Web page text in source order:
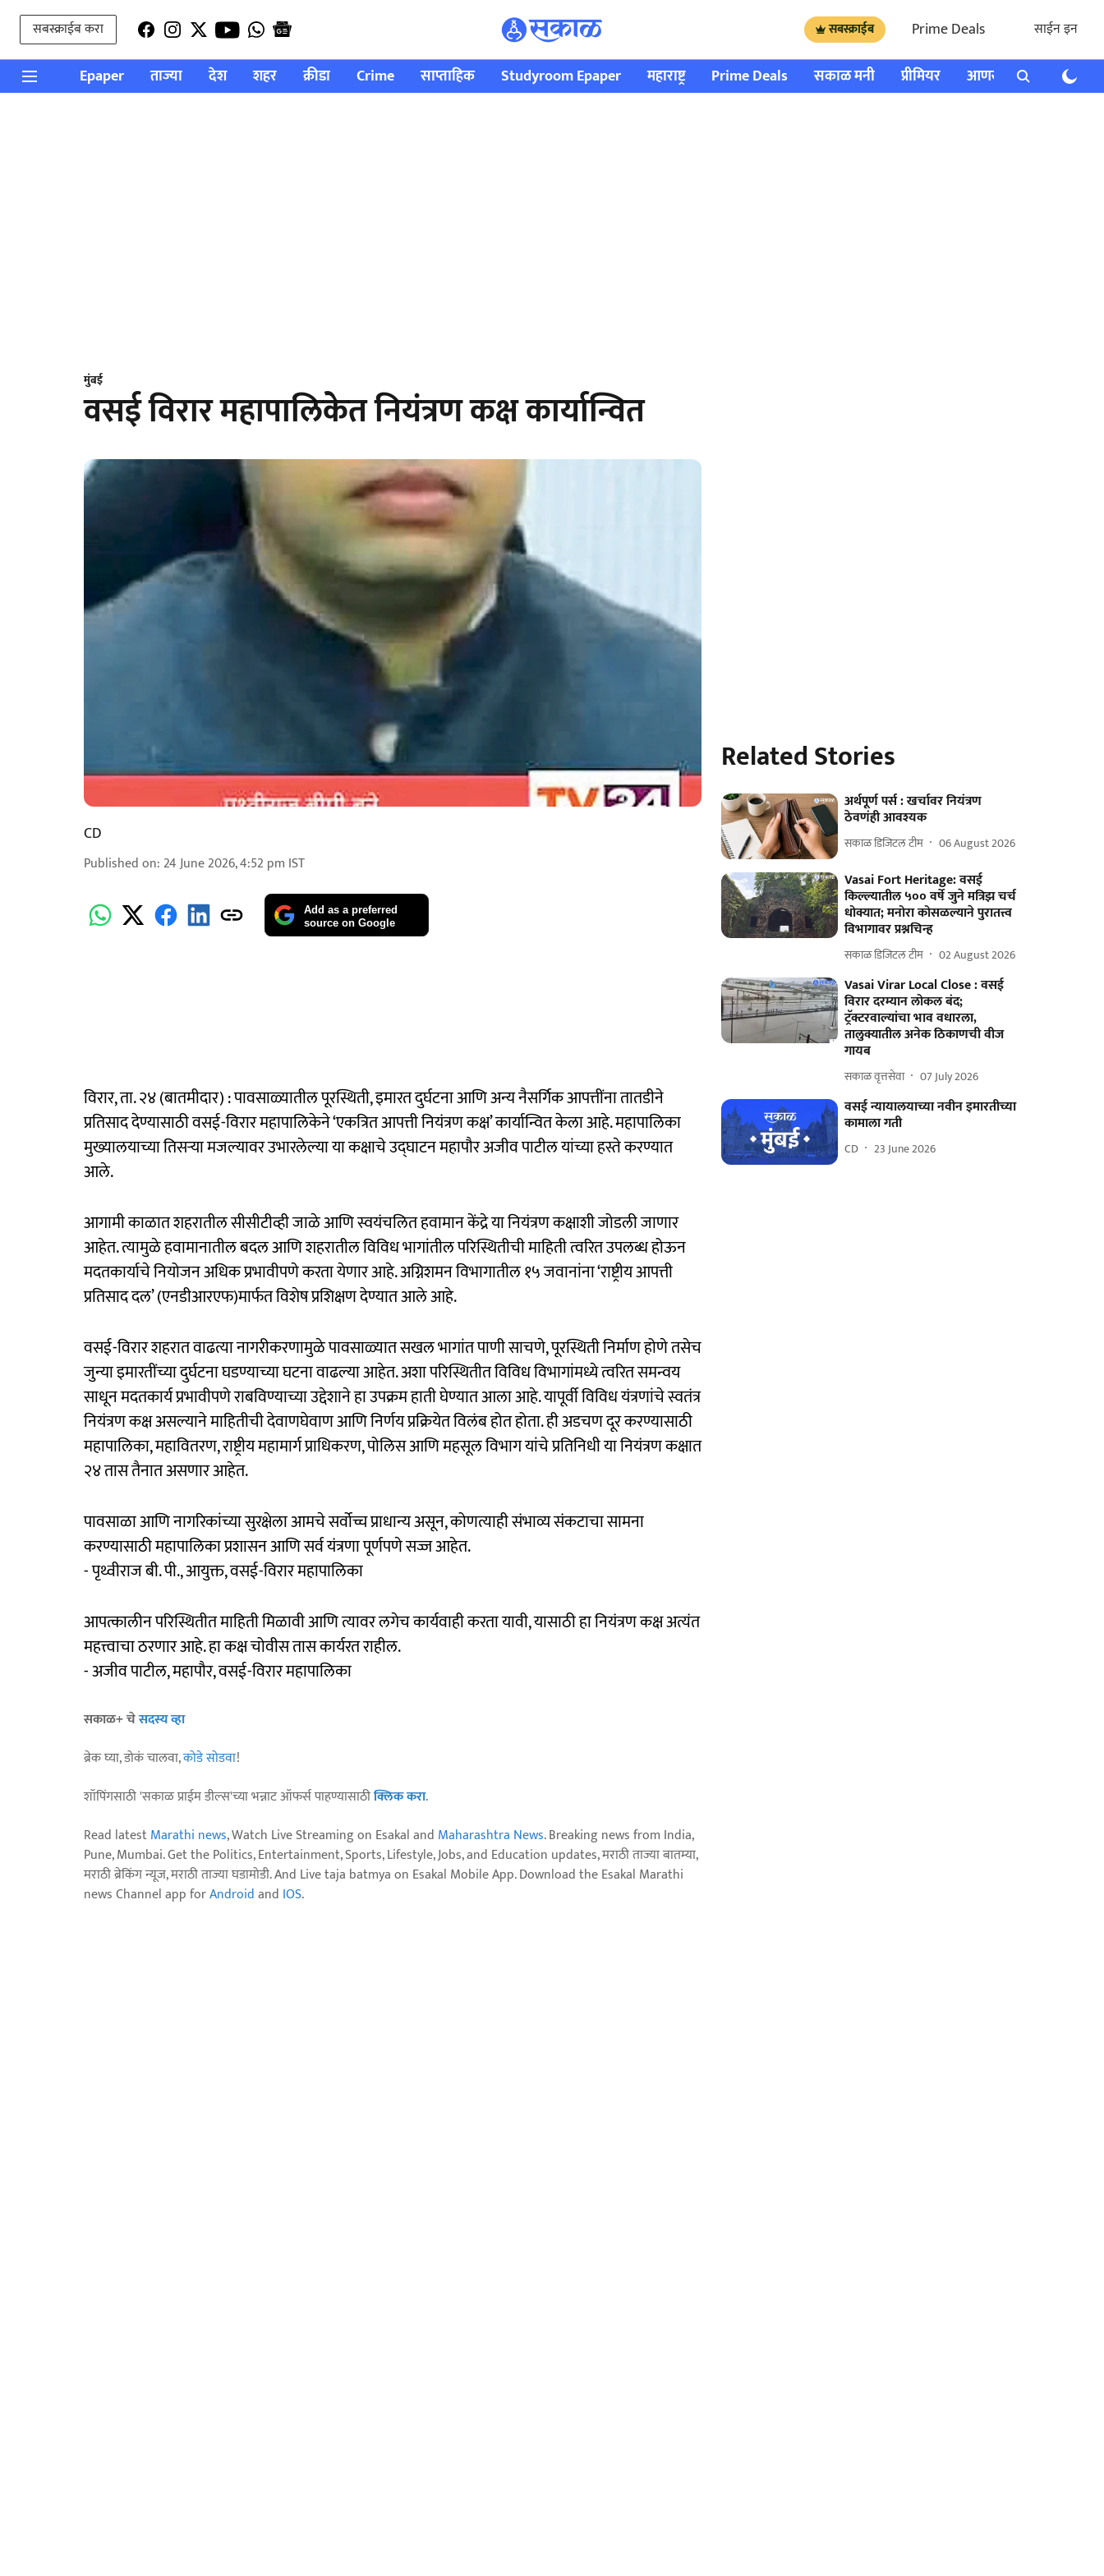
सबस्क्राईब करा सबस्क्राईब Prime Deals साईन इन
Epaper ताज्या देश शहर क्रीडा Crime साप्ताहिक Studyroom Epaper महाराष्ट्र Prime Deals सकाळ मनी प्रीमियर आणखी राशी भविष्य
मुंबई
वसई विरार महापालिकेत नियंत्रण कक्ष कार्यान्वित
CD
Published on: 24 June 2026, 4:52 pm IST
Add as a preferred
source on Google
विरार, ता. २४ (बातमीदार) : पावसाळ्यातील पूरस्थिती, इमारत दुर्घटना आणि अन्य नैसर्गिक आपत्तींना तातडीने
प्रतिसाद देण्यासाठी वसई-विरार महापालिकेने ‘एकत्रित आपत्ती नियंत्रण कक्ष’ कार्यान्वित केला आहे. महापालिका
मुख्यालयाच्या तिसऱ्या मजल्यावर उभारलेल्या या कक्षाचे उद्‍घाटन महापौर अजीव पाटील यांच्या हस्ते करण्यात
आले.
आगामी काळात शहरातील सीसीटीव्ही जाळे आणि स्वयंचलित हवामान केंद्रे या नियंत्रण कक्षाशी जोडली जाणार
आहेत. त्यामुळे हवामानातील बदल आणि शहरातील विविध भागांतील परिस्थितीची माहिती त्वरित उपलब्ध होऊन
मदतकार्याचे नियोजन अधिक प्रभावीपणे करता येणार आहे. अग्निशमन विभागातील १५ जवानांना ‘राष्ट्रीय आपत्ती
प्रतिसाद दल’ (एनडीआरएफ)मार्फत विशेष प्रशिक्षण देण्यात आले आहे.
वसई-विरार शहरात वाढत्या नागरीकरणामुळे पावसाळ्यात सखल भागांत पाणी साचणे, पूरस्थिती निर्माण होणे तसेच
जुन्या इमारतींच्या दुर्घटना घडण्याच्या घटना वाढल्या आहेत. अशा परिस्थितीत विविध विभागांमध्ये त्वरित समन्वय
साधून मदतकार्य प्रभावीपणे राबविण्याच्या उद्देशाने हा उपक्रम हाती घेण्यात आला आहे. यापूर्वी विविध यंत्रणांचे स्वतंत्र
नियंत्रण कक्ष असल्याने माहितीची देवाणघेवाण आणि निर्णय प्रक्रियेत विलंब होत होता. ही अडचण दूर करण्यासाठी
महापालिका, महावितरण, राष्ट्रीय महामार्ग प्राधिकरण, पोलिस आणि महसूल विभाग यांचे प्रतिनिधी या नियंत्रण कक्षात
२४ तास तैनात असणार आहेत.
पावसाळा आणि नागरिकांच्या सुरक्षेला आमचे सर्वोच्च प्राधान्य असून, कोणत्याही संभाव्य संकटाचा सामना
करण्यासाठी महापालिका प्रशासन आणि सर्व यंत्रणा पूर्णपणे सज्ज आहेत.
- पृथ्वीराज बी. पी., आयुक्त, वसई-विरार महापालिका
आपत्कालीन परिस्थितीत माहिती मिळावी आणि त्यावर लगेच कार्यवाही करता यावी, यासाठी हा नियंत्रण कक्ष अत्यंत
महत्त्वाचा ठरणार आहे. हा कक्ष चोवीस तास कार्यरत राहील.
- अजीव पाटील, महापौर, वसई-विरार महापालिका
सकाळ+ चेसदस्य व्हा
ब्रेक घ्या, डोकं चालवा,कोडे सोडवा!
शॉपिंगसाठी 'सकाळ प्राईम डील्स'च्या भन्नाट ऑफर्स पाहण्यासाठीक्लिक करा.
Read latestMarathi news, Watch Live Streaming on Esakal and Maharashtra News. Breaking news from India,
Pune, Mumbai. Get the Politics, Entertainment, Sports, Lifestyle, Jobs, and Education updates, मराठी ताज्या बातम्या,
मराठी ब्रेकिंग न्यूज, मराठी ताज्या घडामोडी. And Live taja batmya on Esakal Mobile App. Download the Esakal Marathi
news Channel app forAndroidand IOS.
Related Stories
अर्थपूर्ण पर्स : खर्चावर नियंत्रण
ठेवणंही आवश्यक
सकाळ डिजिटल टीम 06 August 2026
Vasai Fort Heritage: वसई
किल्ल्यातील ५०० वर्षे जुने मत्रिझ चर्च
धोक्यात; मनोरा कोसळल्याने पुरातत्त्व
विभागावर प्रश्नचिन्ह
सकाळ डिजिटल टीम 02 August 2026
Vasai Virar Local Close : वसई
विरार दरम्यान लोकल बंद;
ट्रॅक्टरवाल्यांचा भाव वधारला,
तालुक्यातील अनेक ठिकाणची वीज
गायब
सकाळ वृत्तसेवा 07 July 2026
वसई न्यायालयाच्या नवीन इमारतीच्या
कामाला गती
CD 23 June 2026